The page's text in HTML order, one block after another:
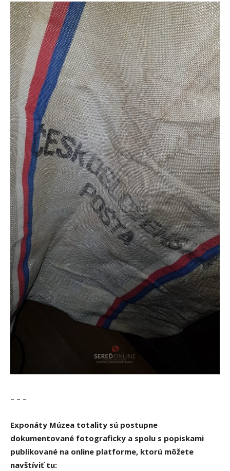
– – –
Exponáty Múzea totality sú postupne
dokumentované fotograficky a spolu s popiskami
publikované na online platforme, ktorú môžete
navštíviť tu: